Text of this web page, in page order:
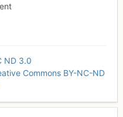
ND 3.0
Commons BY-NC-ND